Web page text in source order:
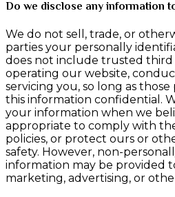
Do we disclose any information
We do not sell, trade, or
parties your personally
does not include trusted third
operating our website,
servicing you, so long as
this information confidential.
your information when we
appropriate to comply with
policies, or protect ours or
safety. However, non-
information may be provided
marketing, advertising, or